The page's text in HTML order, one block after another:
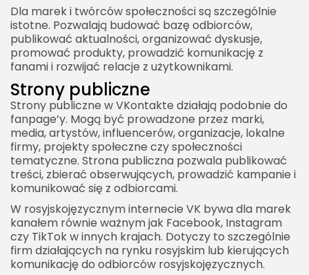
Dla marek i twórców społeczności są szczególnie
istotne. Pozwalają budować bazę odbiorców,
publikować aktualności, organizować dyskusje,
promować produkty, prowadzić komunikację z
fanami i rozwijać relacje z użytkownikami.
Strony publiczne
Strony publiczne w VKontakte działają podobnie do
fanpage’y. Mogą być prowadzone przez marki,
media, artystów, influencerów, organizacje, lokalne
firmy, projekty społeczne czy społeczności
tematyczne. Strona publiczna pozwala publikować
treści, zbierać obserwujących, prowadzić kampanie i
komunikować się z odbiorcami.
W rosyjskojęzycznym internecie VK bywa dla marek
kanałem równie ważnym jak Facebook, Instagram
czy TikTok w innych krajach. Dotyczy to szczególnie
firm działających na rynku rosyjskim lub kierujących
komunikację do odbiorców rosyjskojęzycznych.